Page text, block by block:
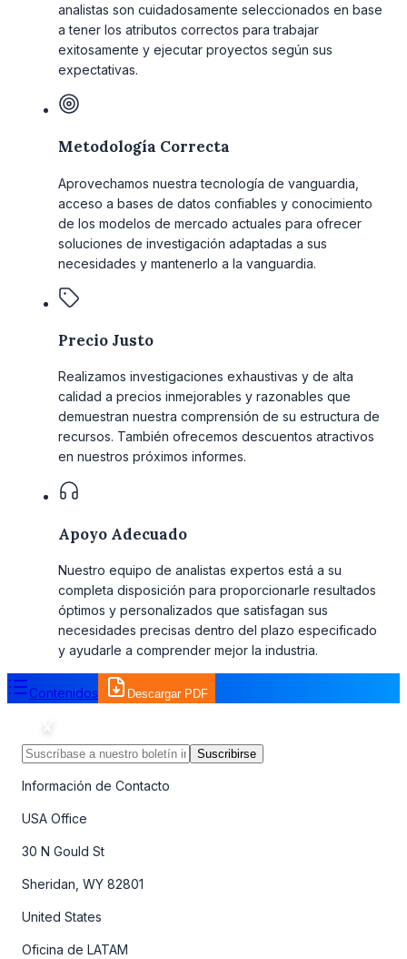
analistas son cuidadosamente seleccionados en base
a tener los atributos correctos para trabajar
exitosamente y ejecutar proyectos según sus
expectativas.
Metodología Correcta
Aprovechamos nuestra tecnología de vanguardia,
acceso a bases de datos confiables y conocimiento
de los modelos de mercado actuales para ofrecer
soluciones de investigación adaptadas a sus
necesidades y mantenerlo a la vanguardia.
Precio Justo
Realizamos investigaciones exhaustivas y de alta
calidad a precios inmejorables y razonables que
demuestran nuestra comprensión de su estructura de
recursos. También ofrecemos descuentos atractivos
en nuestros próximos informes.
Apoyo Adecuado
Nuestro equipo de analistas expertos está a su
completa disposición para proporcionarle resultados
óptimos y personalizados que satisfagan sus
necesidades precisas dentro del plazo especificado
y ayudarle a comprender mejor la industria.
Contenidos Descargar PDF
Suscribirse
Información de Contacto
USA Office
30 N Gould St
Sheridan, WY 82801
United States
Oficina de LATAM